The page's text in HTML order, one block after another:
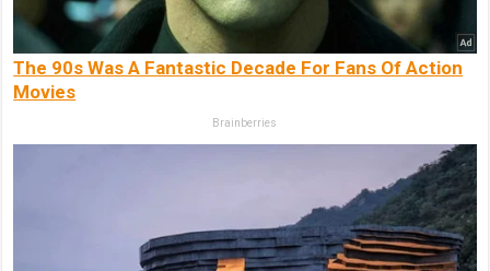
The 90s Was A Fantastic Decade For Fans Of Action
Movies
Brainberries